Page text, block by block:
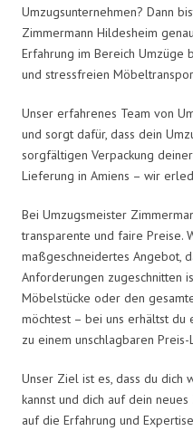
Umzugsunternehmen? Dann
Zimmermann Hildesheim
Erfahrung im Bereich
und stressfreien
Unser erfahrenes Team von
und sorgt dafür, dass dein
sorgfältigen Verpackung
Lieferung in Amiens – wir
Bei Umzugsmeister
transparente und faire Preise.
maßgeschneidertes Angebot,
Anforderungen zugeschnitten
Möbelstücke oder den
möchtest – bei uns erhältst du
zu einem unschlagbaren Preis-
Unser Ziel ist es, dass du dich
kannst und dich auf dein
auf die Erfahrung und